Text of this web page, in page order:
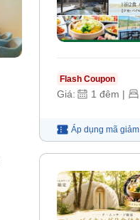
Flash Coupon
Giá: 1 đêm |
Áp dụng mã giảm